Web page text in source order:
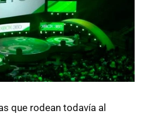
que rodean todavía al